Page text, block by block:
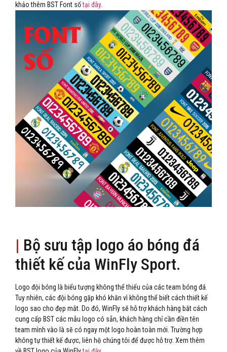
khảo thêm BST Font sốtại đây.
| Bộ sưu tập logo áo bóng đá
thiết kế của WinFly Sport.
Logo đội bóng là biểu tượng không thể thiếu của các team bóng đá.
Tuy nhiên, các đội bóng gặp khó khăn vì không thể biết cách thiết kế
logo sao cho đẹp mắt. Do đó, WinFly sẽ hỗ trợ khách hàng bắt cách
cung cấp BST các mẫu logo có sẵn, khách hàng chỉ cần điền tên
team mình vào là sẽ có ngay một logo hoàn toàn mới. Trường hợp
không tự thiết kế được, liên hệ chúng tôi để được hỗ trợ. Xem thêm